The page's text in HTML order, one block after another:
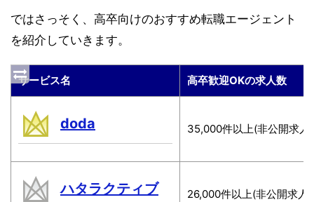
ではさっそく、高卒向けのおすすめ転職エージェント
を紹介していきます。
サービス名 高卒歓迎OKの求人数
doda 35,000件以上(非公開求
ハタラクティブ 26,000件以上(非公開求人